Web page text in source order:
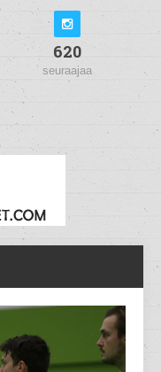
620
seuraajaa